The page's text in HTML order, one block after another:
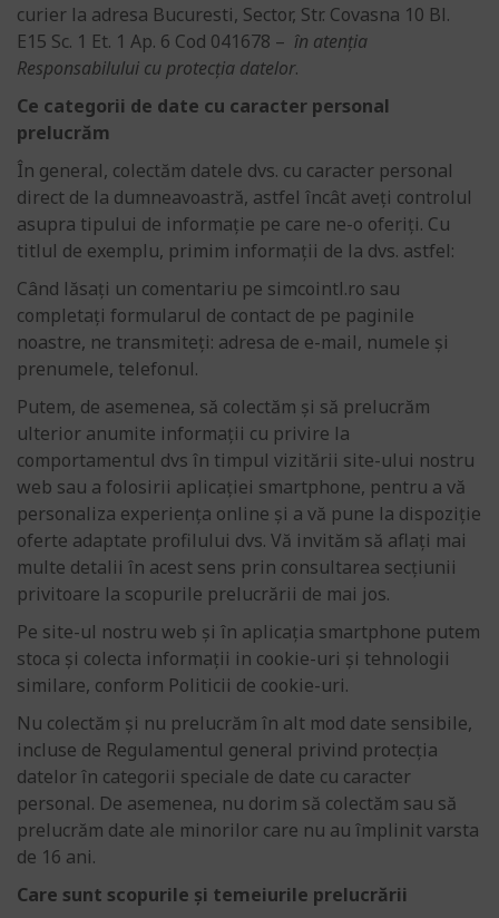
curier la adresa Bucuresti, Sector, Str. Covasna 10 Bl.
E15 Sc. 1 Et. 1 Ap. 6 Cod 041678 – în atenția
Responsabilului cu protecția datelor.
Ce categorii de date cu caracter personal
prelucrăm
În general, colectăm datele dvs. cu caracter personal
direct de la dumneavoastră, astfel încât aveți controlul
asupra tipului de informație pe care ne-o oferiți. Cu
titlul de exemplu, primim informații de la dvs. astfel:
Când lăsați un comentariu pe simcointl.ro sau
completați formularul de contact de pe paginile
noastre, ne transmiteți: adresa de e-mail, numele și
prenumele, telefonul.
Putem, de asemenea, să colectăm și să prelucrăm
ulterior anumite informații cu privire la
comportamentul dvs în timpul vizitării site-ului nostru
web sau a folosirii aplicației smartphone, pentru a vă
personaliza experiența online și a vă pune la dispoziție
oferte adaptate profilului dvs. Vă invităm să aflați mai
multe detalii în acest sens prin consultarea secțiunii
privitoare la scopurile prelucrării de mai jos.
Pe site-ul nostru web și în aplicația smartphone putem
stoca și colecta informații in cookie-uri și tehnologii
similare, conform Politicii de cookie-uri.
Nu colectăm și nu prelucrăm în alt mod date sensibile,
incluse de Regulamentul general privind protecția
datelor în categorii speciale de date cu caracter
personal. De asemenea, nu dorim să colectăm sau să
prelucrăm date ale minorilor care nu au împlinit varsta
de 16 ani.
Care sunt scopurile și temeiurile prelucrării